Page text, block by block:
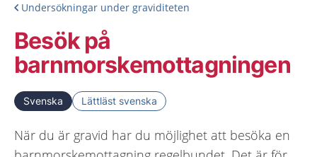
Undersökningar under graviditeten
Besök på
barnmorskemottagningen
Svenska Lättläst svenska
När du är gravid har du möjlighet att besöka en